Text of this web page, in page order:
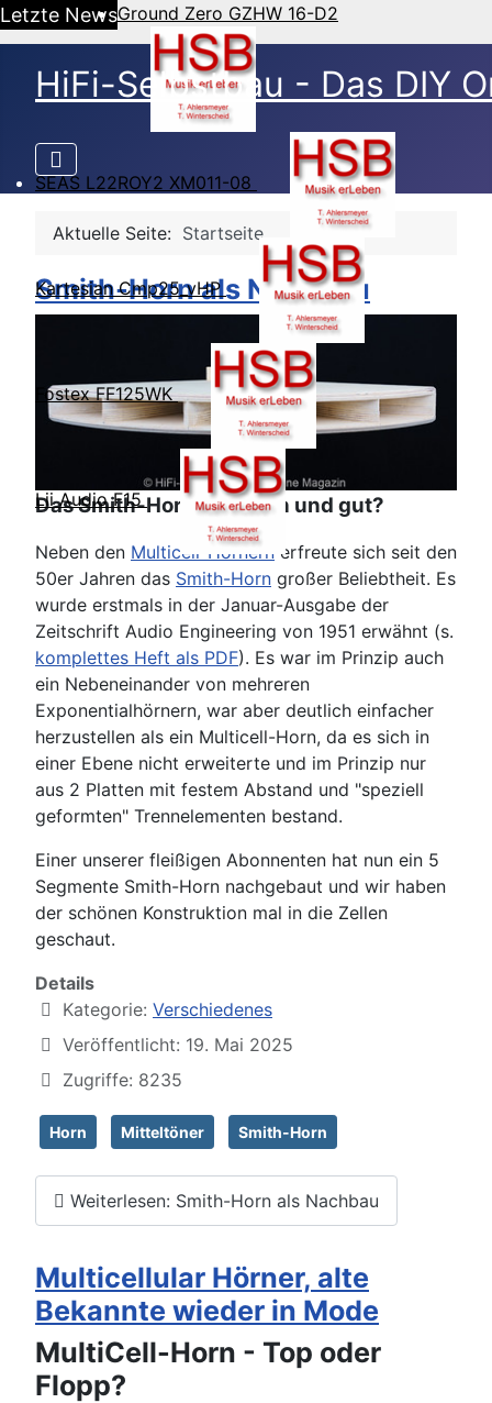
Letzte NewsGround Zero GZHW 16-D2
SEAS L22ROY2 XM011-08
Kartesian Cmp25_vHP
Fostex FF125WK
Lii Audio F15
HiFi-Selbstbau - Das DIY
Aktuelle Seite: Startseite
Smith-Horn als Nachbau
Das Smith-Horn - einfach und gut?
Neben den Multicell-Hörnern erfreute sich seit den
50er Jahren das Smith-Horn großer Beliebtheit. Es
wurde erstmals in der Januar-Ausgabe der
Zeitschrift Audio Engineering von 1951 erwähnt (s.
komplettes Heft als PDF). Es war im Prinzip auch
ein Nebeneinander von mehreren
Exponentialhörnern, war aber deutlich einfacher
herzustellen als ein Multicell-Horn, da es sich in
einer Ebene nicht erweiterte und im Prinzip nur
aus 2 Platten mit festem Abstand und "speziell
geformten" Trennelementen bestand.
Einer unserer fleißigen Abonnenten hat nun ein 5
Segmente Smith-Horn nachgebaut und wir haben
der schönen Konstruktion mal in die Zellen
geschaut.
Details
Kategorie: Verschiedenes
Veröffentlicht: 19. Mai 2025
Zugriffe: 8235
Horn Mitteltöner Smith-Horn
Weiterlesen: Smith-Horn als Nachbau
Multicellular Hörner, alte
Bekannte wieder in Mode
MultiCell-Horn - Top oder
Flopp?